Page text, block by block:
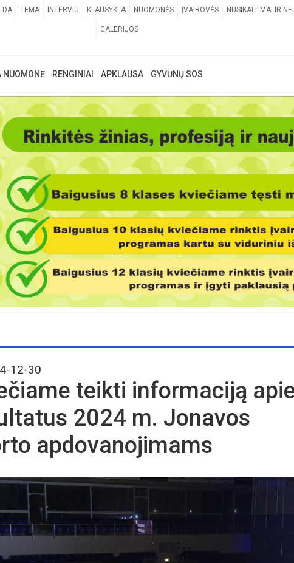
TEMA INTERVIU KLAUSYKLA NUOMONĖS ĮVAIROVĖS NUSIKALTIMAI IR
GALERIJOS
NUOMONĖ RENGINIAI APKLAUSA GYVŪNŲ SOS
12-30
teikti informaciją
2024 m. Jonavos
apdovanojimams